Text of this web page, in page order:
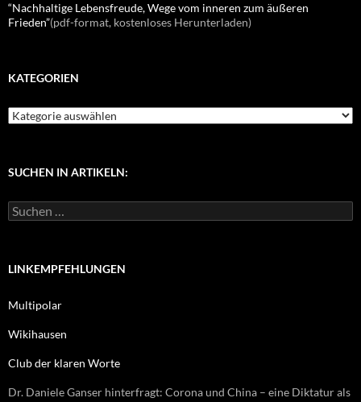
“Nachhaltige Lebensfreude, Wege vom inneren zum äußeren
Frieden”(pdf-format, kostenloses Herunterladen)
KATEGORIEN
K
g
r
SUCHEN IN ARTIKELN:
S
u
e
a
h
LINKEMPFEHLUNGEN
Multipolar
Wikihausen
Club der klaren Worte
Dr. Daniele Ganser hinterfragt: Corona und China – eine Diktatur als